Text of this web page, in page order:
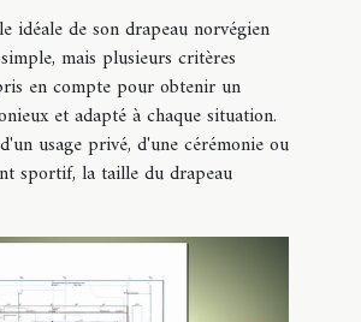
idéale de son drapeau norvégien
mais plusieurs critères
en compte pour obtenir un
et adapté à chaque situation.
usage privé, d'une cérémonie ou
sportif, la taille du drapeau